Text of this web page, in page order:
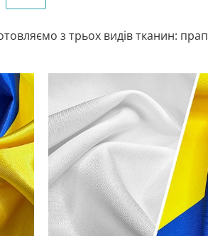
з трьох видів тканин: